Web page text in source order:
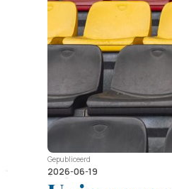
Gepubliceerd
2026-06-19